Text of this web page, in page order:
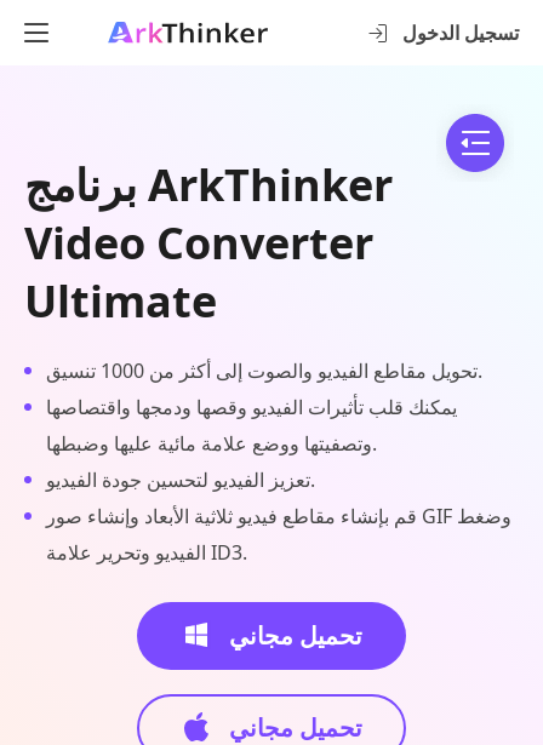
تسجيل الدخول
برنامج ArkThinker
Video Converter
Ultimate
تحويل مقاطع الفيديو والصوت إلى أكثر من 1000 تنسيق.
يمكنك قلب تأثيرات الفيديو وقصها ودمجها واقتصاصها
وتصفيتها ووضع علامة مائية عليها وضبطها.
تعزيز الفيديو لتحسين جودة الفيديو.
قم بإنشاء مقاطع فيديو ثلاثية الأبعاد وإنشاء صور GIF وضغط
الفيديو وتحرير علامة ID3.
تحميل مجاني
تحميل مجاني